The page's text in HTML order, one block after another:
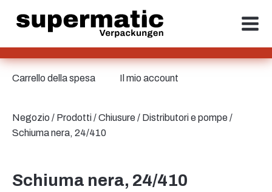
Negozio / Prodotti/Chiusure/ Distributori e pompe/
Schiuma nera, 24/410
Carrello della spesa Il mio account
Schiuma nera, 24/410